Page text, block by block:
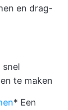
en drag-
snel
te maken
* Een